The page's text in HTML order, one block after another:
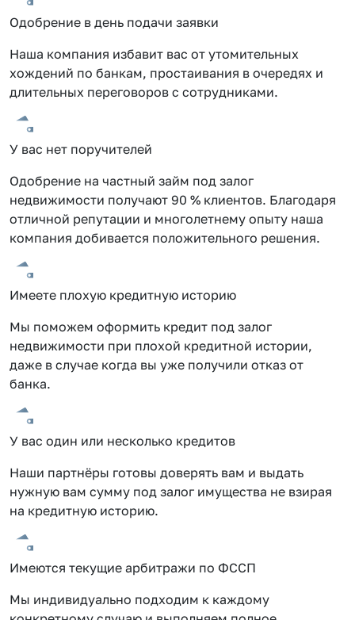
Одобрение в день подачи заявки
Наша компания избавит вас от утомительных
хождений по банкам, простаивания в очередях и
длительных переговоров с сотрудниками.
У вас нет поручителей
Одобрение на частный займ под залог
недвижимости получают 90 % клиентов. Благодаря
отличной репутации и многолетнему опыту наша
компания добивается положительного решения.
Имеете плохую кредитную историю
Мы поможем оформить кредит под залог
недвижимости при плохой кредитной истории,
даже в случае когда вы уже получили отказ от
банка.
У вас один или несколько кредитов
Наши партнёры готовы доверять вам и выдать
нужную вам сумму под залог имущества не взирая
на кредитную историю.
Имеются текущие арбитражи по ФССП
Мы индивидуально подходим к каждому